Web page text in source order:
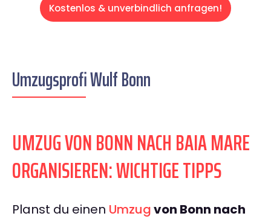
Kostenlos & unverbindlich anfragen!
Umzugsprofi Wulf Bonn
UMZUG VON BONN NACH BAIA MARE
ORGANISIEREN: WICHTIGE TIPPS
Planst du einen Umzugvon Bonn nach